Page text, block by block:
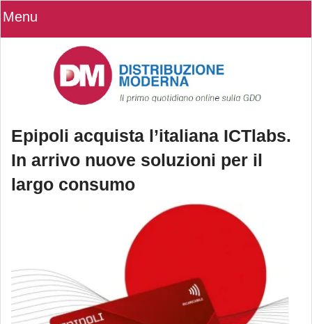
Menu
Epipoli acquista l’italiana ICTlabs.
In arrivo nuove soluzioni per il
largo consumo